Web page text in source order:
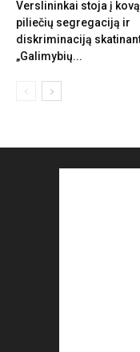
Verslininkai stoja į
piliečių segregaciją ir
diskriminaciją
„Galimybių...